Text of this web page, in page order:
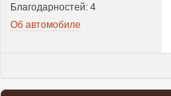
Благодарностей: 4
Об автомобиле